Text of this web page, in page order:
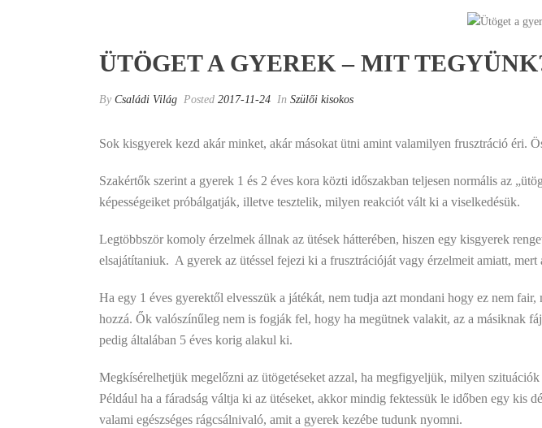
ÜTÖGET A GYEREK – MIT
By Családi Világ Posted 2017-11-24 In Szülői kisokos
Sok kisgyerek kezd akár minket, akár másokat ütni amint valamilyen frusztráció éri.
Szakértők szerint a gyerek 1 és 2 éves kora közti időszakban teljesen normális az
képességeiket próbálgatják, illetve tesztelik, milyen reakciót vált ki a viselkedésük.
Legtöbbször komoly érzelmek állnak az ütések hátterében, hiszen egy kisgyerek
elsajátítaniuk. A gyerek az ütéssel fejezi ki a frusztrációját vagy érzelmeit amiatt,
Ha egy 1 éves gyerektől elvesszük a játékát, nem tudja azt mondani hogy ez nem
hozzá. Ők valószínűleg nem is fogják fel, hogy ha megütnek valakit, az a másiknak
pedig általában 5 éves korig alakul ki.
Megkísérelhetjük megelőzni az ütögetéseket azzal, ha megfigyeljük, milyen
Például ha a fáradság váltja ki az ütéseket, akkor mindig fektessük le időben egy kis
valami egészséges rágcsálnivaló, amit a gyerek kezébe tudunk nyomni.